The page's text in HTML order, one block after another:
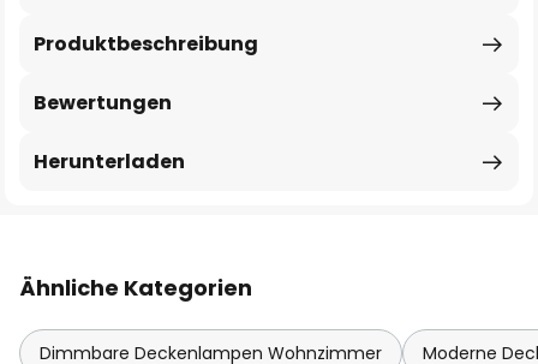
Produktbeschreibung
Bewertungen
Herunterladen
Ähnliche Kategorien
Dimmbare Deckenlampen Wohnzimmer Moderne